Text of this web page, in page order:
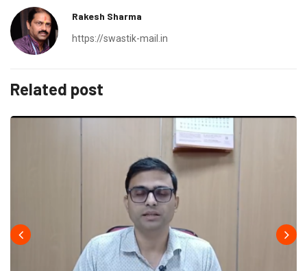
Rakesh Sharma
https://swastik-mail.in
Related post